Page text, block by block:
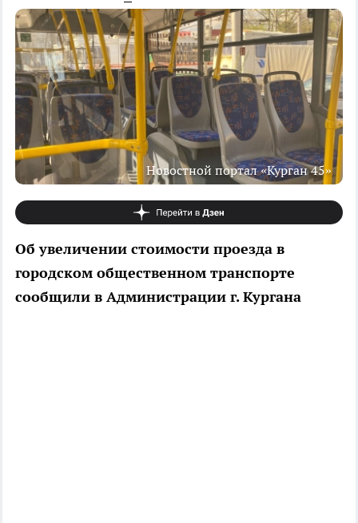
Новостной портал «Курган 45»
Об увеличении стоимости проезда в
городском общественном транспорте
сообщили в Администрации г. Кургана